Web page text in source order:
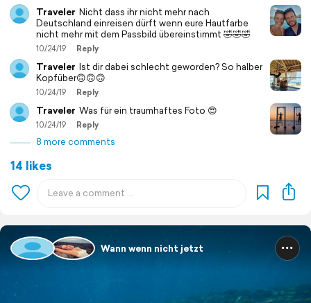
Traveler Nicht dass ihr nicht mehr nach
Deutschland einreisen dürft wenn eure Hautfarbe
nicht mehr mit dem Passbild übereinstimmt 🤣🤣🤣
10/24/19 Reply
Traveler Ist dir dabei schlecht geworden? So halber
Kopfüber🙃🙃🙃
10/24/19 Reply
Traveler Was für ein traumhaftes Foto 😍
10/24/19 Reply
8 more comments
14 likes
Wann wenn nicht jetzt